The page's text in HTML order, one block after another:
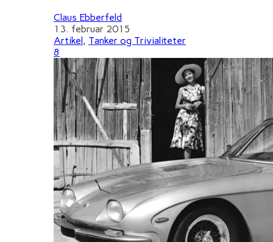
Claus Ebberfeld
13. februar 2015
Artikel, Tanker og Trivialiteter
8